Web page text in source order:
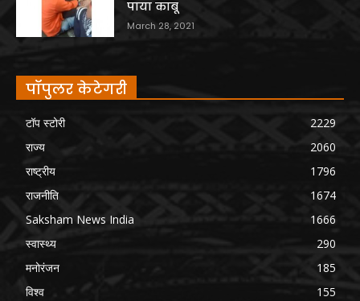
पाया काबू
March 28, 2021
पॉपुलर केटेगरी
टॉप स्टोरी
2229
राज्य
2060
राष्ट्रीय
1796
राजनीति
1674
Saksham News India
1666
स्वास्थ्य
290
मनोरंजन
185
विश्व
155